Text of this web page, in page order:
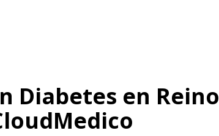
Diabetes en Reino